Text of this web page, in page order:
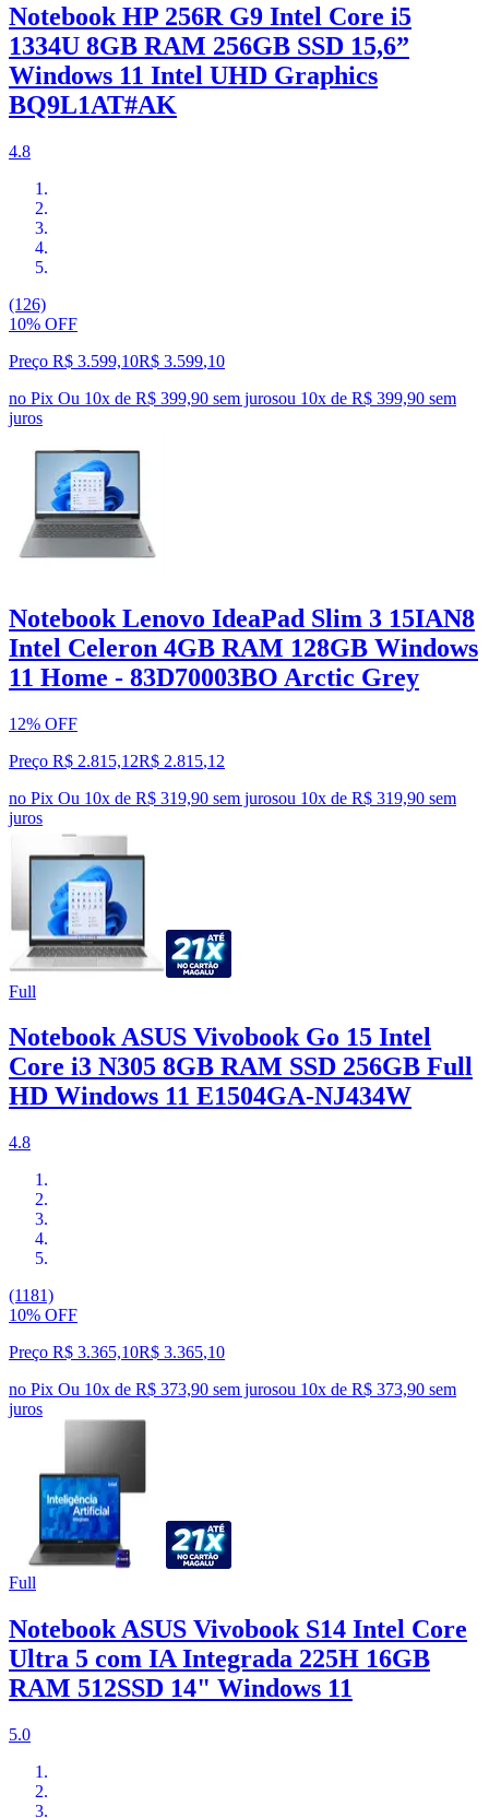
Notebook HP 256R G9 Intel Core i5
1334U 8GB RAM 256GB SSD 15,6”
Windows 11 Intel UHD Graphics
BQ9L1AT#AK
4.8
(126)
10% OFF
Preço R$ 3.599,10R$ 3.599,10
no Pix Ou 10x de R$ 399,90 sem jurosou 10x de R$ 399,90 sem
juros
Notebook Lenovo IdeaPad Slim 3 15IAN8
Intel Celeron 4GB RAM 128GB Windows
11 Home - 83D70003BO Arctic Grey
12% OFF
Preço R$ 2.815,12R$ 2.815,12
no Pix Ou 10x de R$ 319,90 sem jurosou 10x de R$ 319,90 sem
juros
Full
Notebook ASUS Vivobook Go 15 Intel
Core i3 N305 8GB RAM SSD 256GB Full
HD Windows 11 E1504GA-NJ434W
4.8
(1181)
10% OFF
Preço R$ 3.365,10R$ 3.365,10
no Pix Ou 10x de R$ 373,90 sem jurosou 10x de R$ 373,90 sem
juros
Full
Notebook ASUS Vivobook S14 Intel Core
Ultra 5 com IA Integrada 225H 16GB
RAM 512SSD 14" Windows 11
5.0